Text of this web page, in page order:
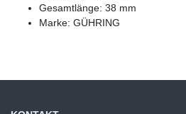
Gesamtlänge: 38 mm
Marke: GÜHRING